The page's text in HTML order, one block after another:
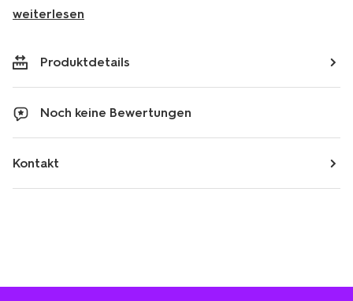
weiterlesen
Produktdetails
Noch keine Bewertungen
Kontakt